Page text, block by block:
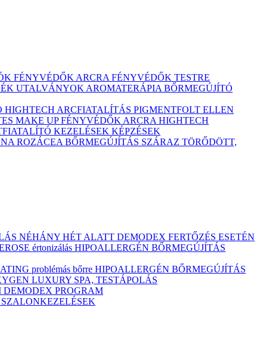
FÉNYVÉDŐK ARCRA FÉNYVÉDŐK TESTRE
UTALVÁNYOK AROMATERÁPIA BŐRMEGÚJÍTÓ
HIGHTECH ARCFIATALÍTÁS PIGMENTFOLT ELLEN
MAKE UPFÉNYVÉDŐK ARCRA HIGHTECH
KEZELÉSEK KÉPZÉSEK
ROZÁCEA BŐRMEGÚJÍTÁS SZÁRAZ TÖRŐDÖTT,
NÉHÁNY HÉT ALATT DEMODEX FERTŐZÉS ESETÉN
értonizálás HIPOALLERGÉN BŐRMEGÚJÍTÁS
problémás bőrre HIPOALLERGÉN BŐRMEGÚJÍTÁS
LUXURY SPA, TESTÁPOLÁS
DEMODEX PROGRAM